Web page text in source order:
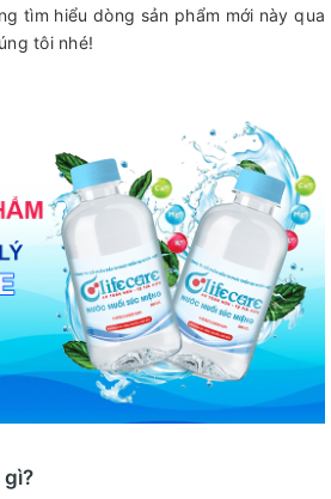
tìm hiểu dòng sản phẩm mới này qua
tôi nhé!
gì?